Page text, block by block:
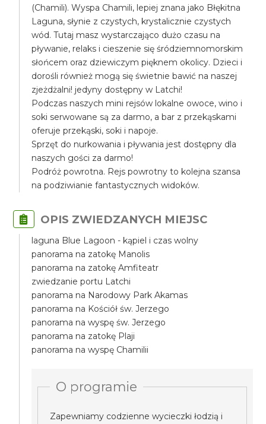
(Chamili). Wyspa Chamili, lepiej znana jako Błękitna
Laguna, słynie z czystych, krystalicznie czystych
wód. Tutaj masz wystarczająco dużo czasu na
pływanie, relaks i cieszenie się śródziemnomorskim
słońcem oraz dziewiczym pięknem okolicy. Dzieci i
dorośli również mogą się świetnie bawić na naszej
zjeżdżalni! jedyny dostępny w Latchi!
Podczas naszych mini rejsów lokalne owoce, wino i
soki serwowane są za darmo, a bar z przekąskami
oferuje przekąski, soki i napoje.
Sprzęt do nurkowania i pływania jest dostępny dla
naszych gości za darmo!
Podróż powrotna. Rejs powrotny to kolejna szansa
na podziwianie fantastycznych widoków.
OPIS ZWIEDZANYCH MIEJSC
laguna Blue Lagoon - kąpiel i czas wolny
panorama na zatokę Manolis
panorama na zatokę Amfiteatr
zwiedzanie portu Latchi
panorama na Narodowy Park Akamas
panorama na Kościół św. Jerzego
panorama na wyspę św. Jerzego
panorama na zatokę Plaji
panorama na wyspę Chamilii
O programie
Zapewniamy codzienne wycieczki łodzią i